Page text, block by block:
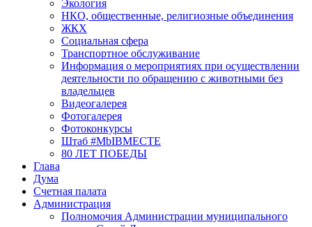
Экология
НКО, общественные, религиозные объединения
ЖКХ
Социальная сфера
Транспортное обслуживание
Информация о мероприятиях при осуществлении
деятельности по обращению с животными без
владельцев
Видеогалерея
Фотогалерея
Фотоконкурсы
Штаб #MbIBMECTE
80 ЛЕТ ПОБЕДЫ
Глава
Дума
Счетная палата
Администрация
Полномочия Администрации муниципального